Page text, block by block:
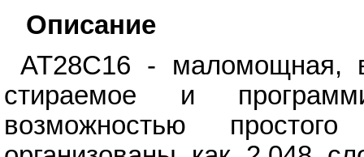
Описание
AT28C16 - маломощная,
стираемое и
возможностью